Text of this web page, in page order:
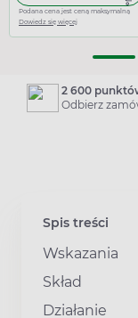
Podana cena jest ceną maksymalną
Dowiedz się więcej
2 600
Odbierz
Spis treści
Wskazania
Skład
Działanie